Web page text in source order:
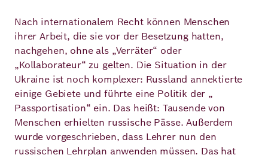
Nach internationalem Recht können Menschen
ihrer Arbeit, die sie vor der Besetzung hatten,
nachgehen, ohne als „Verräter“ oder
„Kollaborateur“ zu gelten. Die Situation in der
Ukraine ist noch komplexer: Russland annektierte
einige Gebiete und führte eine Politik der „
Passportisation“ ein. Das heißt: Tausende von
Menschen erhielten russische Pässe. Außerdem
wurde vorgeschrieben, dass Lehrer nun den
russischen Lehrplan anwenden müssen. Das hat